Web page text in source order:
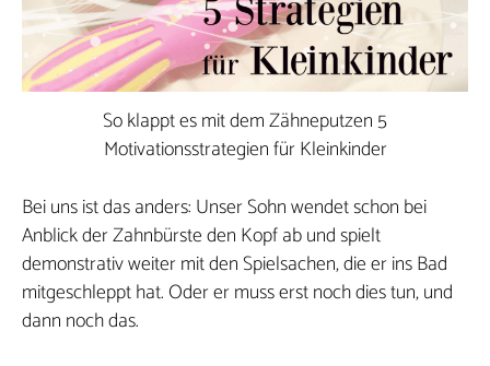
So klappt es mit dem Zähneputzen 5
Motivationsstrategien für Kleinkinder
Bei uns ist das anders: Unser Sohn wendet schon bei
Anblick der Zahnbürste den Kopf ab und spielt
demonstrativ weiter mit den Spielsachen, die er ins Bad
mitgeschleppt hat. Oder er muss erst noch dies tun, und
dann noch das.